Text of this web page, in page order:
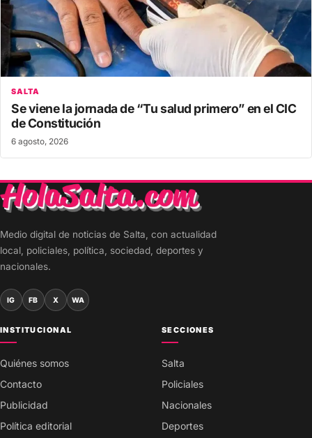
SALTA
Se viene la jornada de “Tu salud primero” en el CIC
de Constitución
6 agosto, 2026
Medio digital de noticias de Salta, con actualidad
local, policiales, política, sociedad, deportes y
nacionales.
IG FB X WA
INSTITUCIONAL
Quiénes somos
Contacto
Publicidad
Política editorial
SECCIONES
Salta
Policiales
Nacionales
Deportes